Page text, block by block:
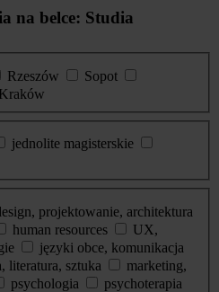
na belce: Studia
Rzeszów
Sopot
Kraków
jednolite magisterskie
projektowanie, architektura
human resources
UX,
języki obce, komunikacja
literatura, sztuka
marketing,
psychologia
psychoterapia